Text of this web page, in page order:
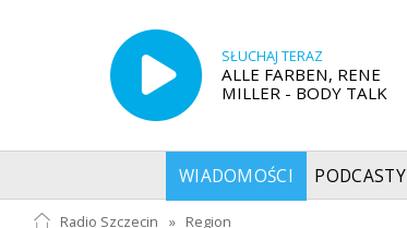
SŁUCHAJ TERAZ
ALLE FARBEN, RENE
MILLER - BODY TALK
WIADOMOŚCI PODCASTY
Radio Szczecin » Region